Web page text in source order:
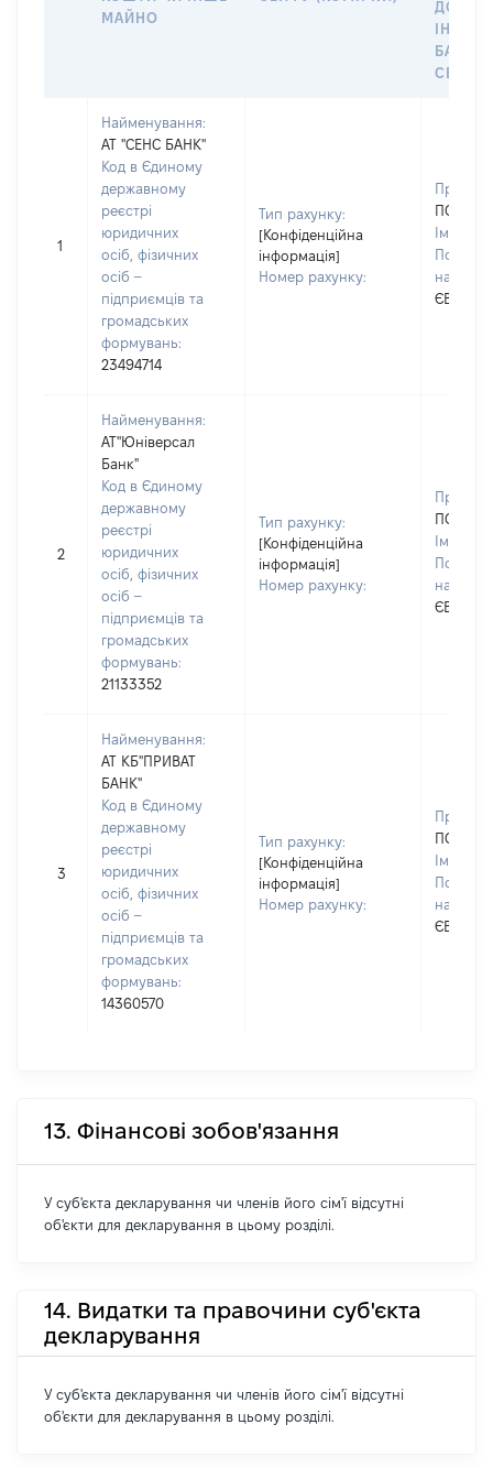
МАЙНО
ДО
СЕЙФУ
1
Найменування:
АТ "СЕНС БАНК"
Код в Єдиному
державному
реєстрі
юридичних
осіб, фізичних
осіб –
підприємців та
громадських
формувань:
23494714
Тип рахунку:
[Конфіденційна
інформація]
Номер рахунку:
Ім'я:
По
2
Найменування:
АТ"Юніверсал
Банк"
Код в Єдиному
державному
реєстрі
юридичних
осіб, фізичних
осіб –
підприємців та
громадських
формувань:
21133352
Тип рахунку:
[Конфіденційна
інформація]
Номер рахунку:
Ім'я:
По
3
Найменування:
АТ КБ"ПРИВАТ
БАНК"
Код в Єдиному
державному
реєстрі
юридичних
осіб, фізичних
осіб –
підприємців та
громадських
формувань:
14360570
Тип рахунку:
[Конфіденційна
інформація]
Номер рахунку:
Ім'я:
По
13. Фінансові зобов'язання
У суб'єкта декларування чи членів його сім'ї відсутні
об'єкти для декларування в цьому розділі.
14. Видатки та правочини суб'єкта
декларування
У суб'єкта декларування чи членів його сім'ї відсутні
об'єкти для декларування в цьому розділі.